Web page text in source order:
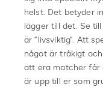
helst. Det betyder
lägger till det. Se
är ”livsviktig”. Att
något är tråkigt
att era matcher får
är upp till er som